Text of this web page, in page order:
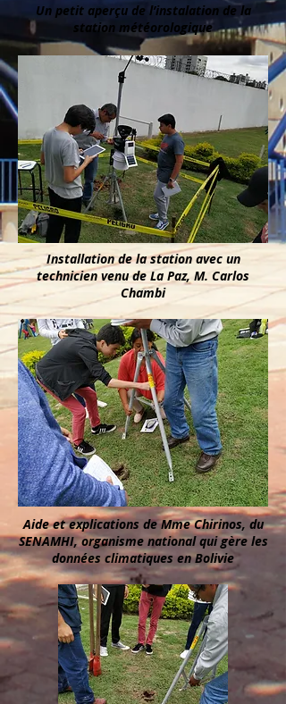
Un petit aperçu de l’instalation de la
station météorologique
Installation de la station avec un
technicien venu de La Paz, M. Carlos
Chambi
Aide et explications de Mme Chirinos, du
SENAMHI, organisme national qui gère les
données climatiques en Bolivie